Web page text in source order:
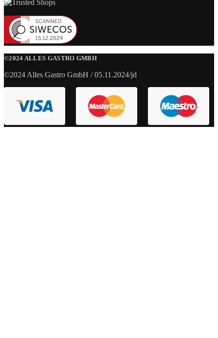
©2024 ALLES GASTRO GMBH
©2024 Alles Gastro GmbH / 05.11.2024/jd